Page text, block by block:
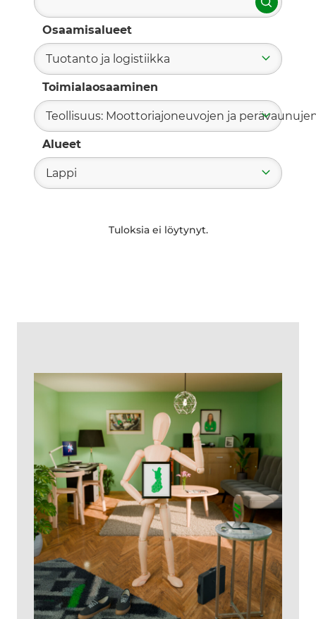
Hae
Osaamisalueet
Tuotanto ja logistiikka
Toimialaosaaminen
Teollisuus: Moottoriajoneuvojen ja
Alueet
Lappi
Tuloksia ei löytynyt.